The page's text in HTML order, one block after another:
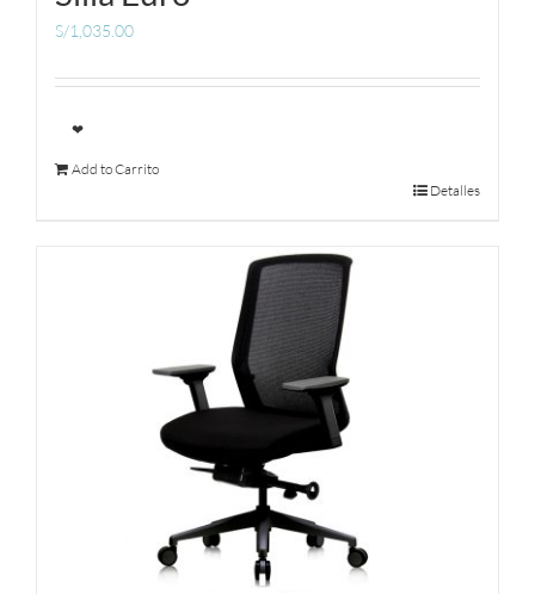
S/1,035.00
❤
Add to Carrito
Detalles